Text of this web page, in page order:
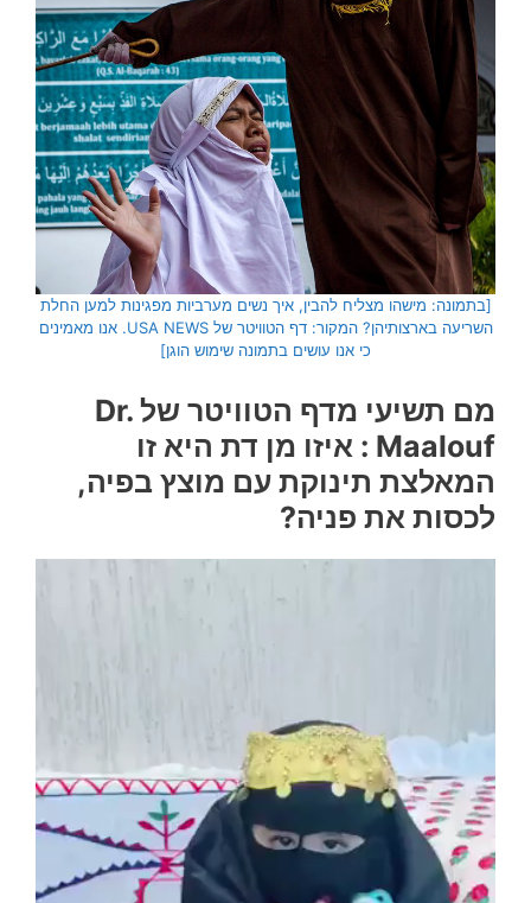
[בתמונה: מישהו מצליח להבין, איך נשים מערביות מפגינות למען החלת
השריעה בארצותיהן? המקור: דף הטוויטר של USA NEWS. אנו מאמינים
כי אנו עושים בתמונה שימוש הוגן]
מם תשיעי מדף הטוויטר של Dr.
Maalouf ‏: איזו מן דת היא זו
המאלצת תינוקת עם מוצץ בפיה,
לכסות את פניה?